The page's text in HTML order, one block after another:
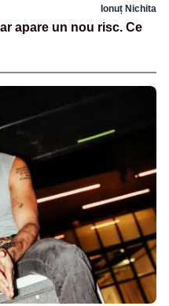
Ionuț Nichita
apare un nou risc. Ce